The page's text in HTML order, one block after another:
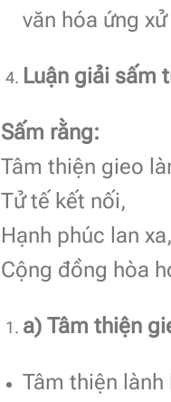
văn hóa ứng
Luận giải sấm
Sấm rằng:
Tâm thiện gieo
Tử tế kết nối,
Hạnh phúc lan xa,
Cộng đồng hòa
a) Tâm thiện
Tâm thiện